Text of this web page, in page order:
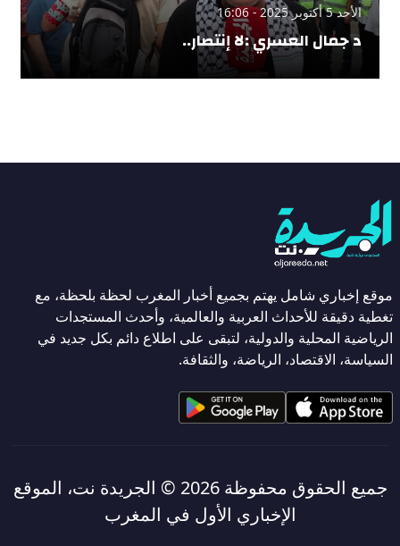
الأحد 5 أكتوبر 2025 - 16:06
د جمال العسري :لا إنتصار..
موقع إخباري شامل يهتم بجميع أخبار المغرب لحظة بلحظة، مع
تغطية دقيقة للأحداث العربية والعالمية، وأحدث المستجدات
الرياضية المحلية والدولية، لتبقى على اطلاع دائم بكل جديد في
السياسة، الاقتصاد، الرياضة، والثقافة.
جميع الحقوق محفوظة 2026 ©
الجريدة نت، الموقع
الإخباري الأول في المغرب